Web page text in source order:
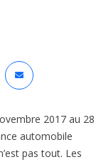
2017 au 28
automobile
pas tout. Les